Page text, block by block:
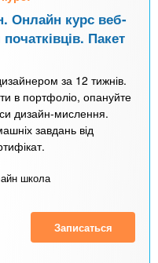
Онлайн курс веб-
Пакет
за 12 тижнів.
в портфоліо, опануйте
дизайн-мислення.
завдань від
школа
Записаться